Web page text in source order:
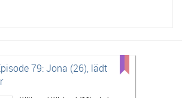
79: Jona (26), lädt